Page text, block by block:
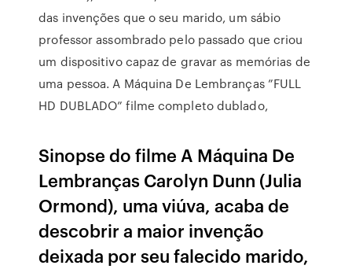
das invenções que o seu marido, um sábio
professor assombrado pelo passado que criou
um dispositivo capaz de gravar as memórias de
uma pessoa. A Máquina De Lembranças ”FULL
HD DUBLADO” filme completo dublado,
Sinopse do filme A Máquina De
Lembranças Carolyn Dunn (Julia
Ormond), uma viúva, acaba de
descobrir a maior invenção
deixada por seu falecido marido,